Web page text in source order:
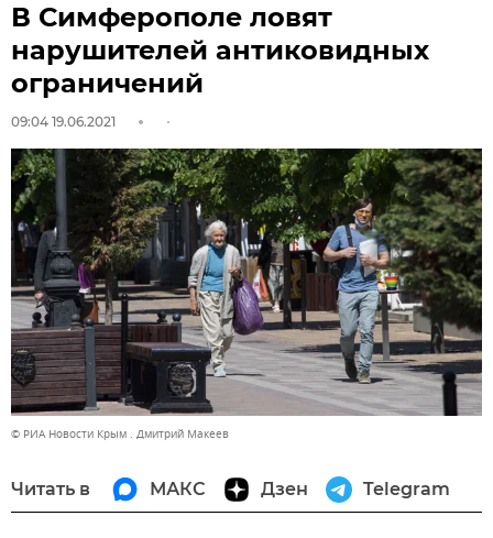
В Симферополе ловят
нарушителей антиковидных
ограничений
09:04 19.06.2021
© РИА Новости Крым . Дмитрий Макеев
Читать в МАКС Дзен Telegram